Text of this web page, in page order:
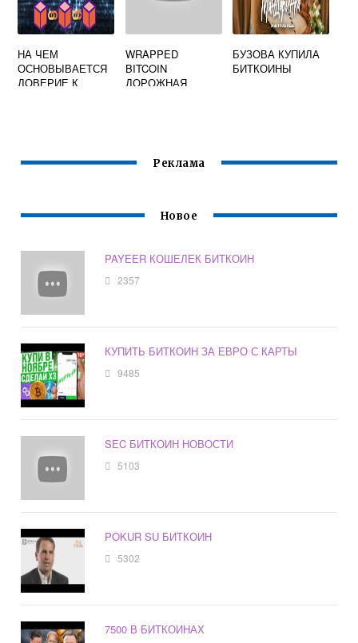
НА ЧЕМ
ОСНОВЫВАЕТСЯ
ДОВЕРИЕ К
WRAPPED
BITCOIN
ДОРОЖНАЯ
БУЗОВА КУПИЛА
БИТКОИНЫ
Реклама
Новое
PAYEER КОШЕЛЕК БИТКОИН
2357
КУПИТЬ БИТКОИН ЗА ЕВРО С КАРТЫ
9485
SEC БИТКОИН НОВОСТИ
5103
POKUR SU БИТКОИН
5302
7500 В БИТКОИНАХ